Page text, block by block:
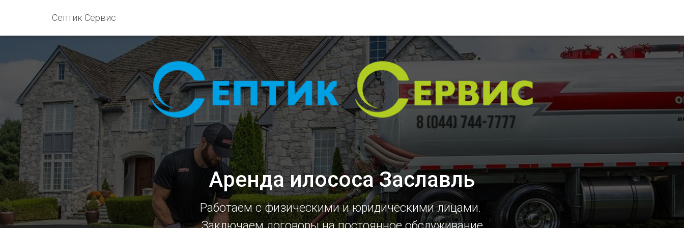
Септик Сервис
Аренда илососа Заславль
Работаем с физическими и юридическими лицами.